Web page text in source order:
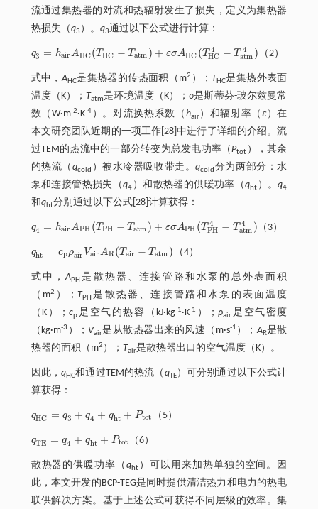
流通过集热器的对流和热辐射发生了损失，定义为集热器
热损失（q3 ）。 q3通过以下公式进行计算：
q3 = hairAHC(THC − Tatm ) + εσAHC (T 4
HC − T 4
atm )
q3 =hairAHC(THC-Tatm)+εσAHC (T HC4-Tatm4) （2）
式中，AHC是集热器的传热面积（m2 ）；THC是集热外表面
温度（K）；Tatm是环境温度（K）；σ是斯蒂芬-玻尔兹曼常
数（W·m-2·K-4）。对流换热系数（ hair）和辐射率（ε）在
本文研究团队近期的一项工作[28]中进行了详细的介绍。流
过TEM的热流中的一部分转变为总发电功率（Ptot ），其余
的热流（ qcold ）被水冷器吸收带走。qcold分为两部分：水
泵和连接管热损失（q4 ）和散热器的供暖功率（qht ）。q4
和qht分别通过以下公式[28]计算获得：
q4 = hairAPH (TPH − Tatm ) + εσAPH (T 4
PH − T 4
atm )
q4 =hairAPH(TP H-Tat m)+εσAPH(T PH4-Tatm4) （3）
qht = cpρair VairAR(Tair − Tatm )
qht =cpρairVa irAR(Tair-Tat m) （4）
式中，APH 是散热器、连接管路和水泵的总外表面积
（m2 ）；TPH 是散热器、连接管路和水泵的表面温度
（K）；cp是空气的热容（kJ·kg-1·K-1 ）；ρair是空气密度
（kg·m-3 ）； Vair是从散热器出来的风速（m·s-1 ）；AR是散
热器的面积（m2 ）； Tair是散热器出口的空气温度（K）。
因此，qHC和通过TEM的热流（ qTE）可分别通过以下公式计
算获得：
qHC = q3 + q4 + qht + Ptot
qHC =q3 +q 4+qht +P tot （5）
qTE = q4 + qht + Ptot
qTE= q4 +q ht+ Pto t （6）
散热器的供暖功率（qht ）可以用来加热单独的空间。因
此，本文开发的BCP-TEG是同时提供清洁热力和电力的热电
联供解决方案。基于上述公式可获得不同层级的效率。集